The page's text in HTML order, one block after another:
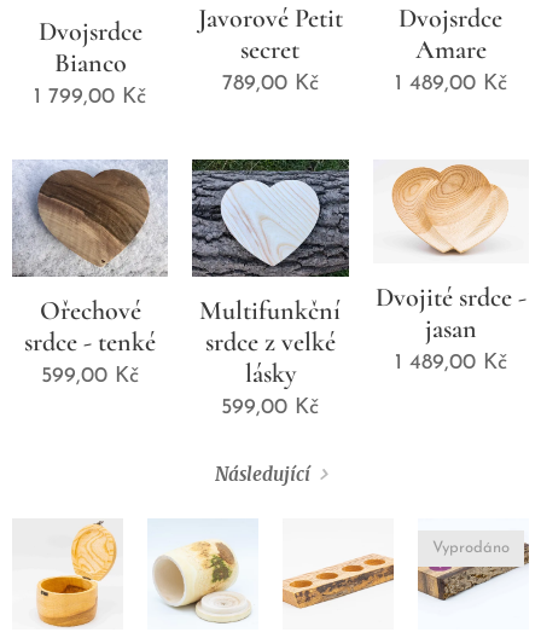
Dvojsrdce
Bianco
1 799,00 Kč
Javorové Petit
secret
789,00Kč
Dvojsrdce
Amare
1 489,00Kč
Ořechové
srdce - tenké
599,00 Kč
Multifunkční
srdce z velké
lásky
599,00 Kč
Dvojité srdce -
jasan
1 489,00Kč
Následující
Vyprodáno